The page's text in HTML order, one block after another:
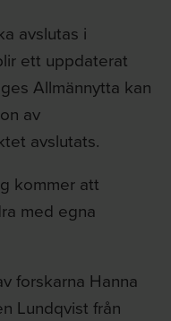
avslutas i
ett uppdaterat
Allmännytta kan
av
avslutats.
kommer att
med egna
forskarna Hanna
Lundqvist från